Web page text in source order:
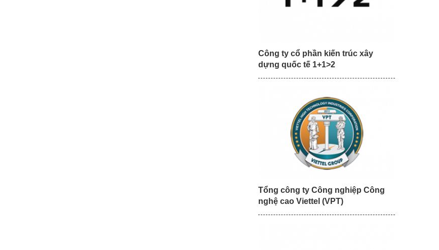
Công ty cổ phần kiến trúc xây
dựng quốc tế 1+1>2
Tổng công ty Công nghiệp Công
nghệ cao Viettel (VPT)